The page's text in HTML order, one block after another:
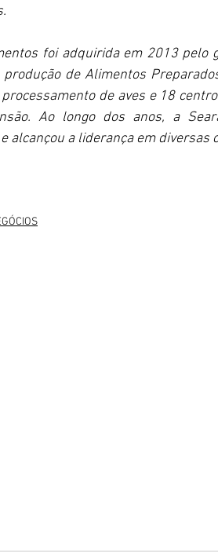
foi adquirida em 2013 pelo
produção de Alimentos
de aves e 18
Ao longo dos anos, a
alcançou a liderança em